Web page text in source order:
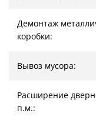
Демонтаж
коробки:
Вывоз мусора:
Расширение
п.м.: